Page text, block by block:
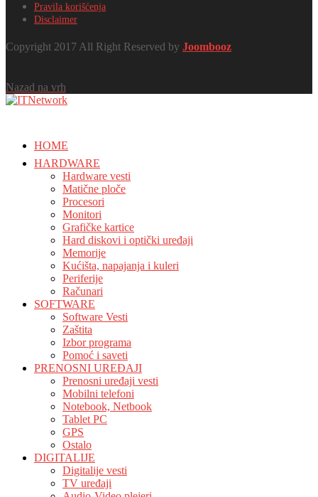
Pravila korišćenja
Disclaimer
Copyright 2017 All Right Reserved by Joombooz
Nazad na vrh
HOME
HARDWARE
Hardware vesti
Matične ploče
Procesori
Monitori
Grafičke kartice
Hard diskovi i optički uređaji
Memorije
Kućišta, napajanja i kuleri
Periferije
Računari
SOFTWARE
Software Vesti
Zaštita
Izbor programa
Pomoć i saveti
PRENOSNI UREĐAJI
Prenosni uređaji vesti
Mobilni telefoni
Notebook, Netbook
Tablet PC
GPS
Ostalo
DIGITALIJE
Digitalije vesti
TV uređaji